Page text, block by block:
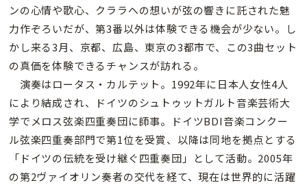
ンの心情や歌心、クララへの想いが弦の響きに託された魅
力作ぞろいだが、第3番以外は体験できる機会が少ない。し
かし来る3月、京都、広島、東京の3都市で、この3曲セット
の真価を体験できるチャンスが訪れる。
演奏はロータス・カルテット。1992年に日本人女性4人
により結成され、ドイツのシュトゥットガルト音楽芸術大
学でメロス弦楽四重奏団に師事。ドイツBDI音楽コンクー
ル弦楽四重奏部門で第1位を受賞、以降は同地を拠点とする
「ドイツの伝統を受け継ぐ四重奏団」として活動。2005年
の第2ヴァイオリン奏者の交代を経て、現在は世界的に活躍